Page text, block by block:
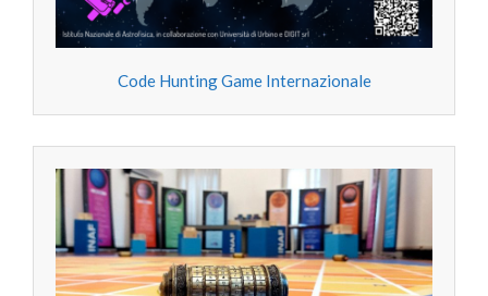
Code Hunting Game Internazionale